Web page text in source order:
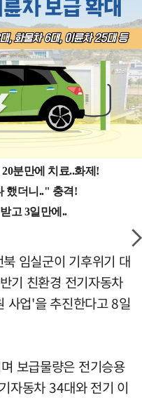
임실군이 기후위기 대
기 친환경 전기자동차
사업'을 추진한다고 8일
보급물량은 전기승용
자동차 34대와 전기 이